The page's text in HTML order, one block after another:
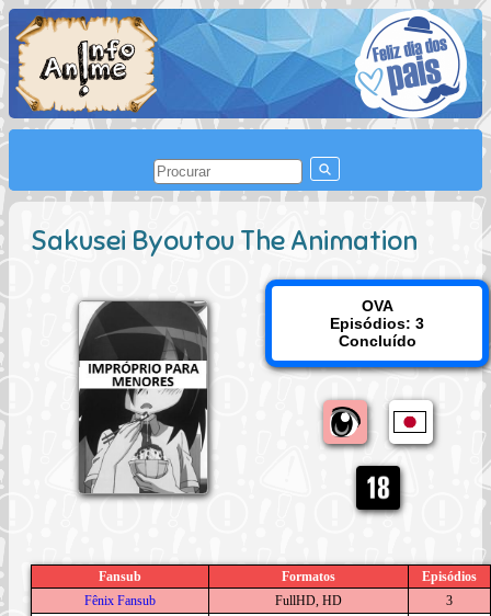
Sakusei Byoutou The Animation
OVA
Episódios: 3
Concluído
Fansub Formatos
Episódios
Fênix Fansub
FullHD, HD
3